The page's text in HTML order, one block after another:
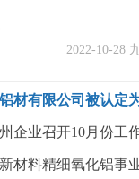
2022-10-28
定为“安阳市液态模锻铝轮毂工程技
企业召开10月份工
化铝事业部加强质量管控稳定